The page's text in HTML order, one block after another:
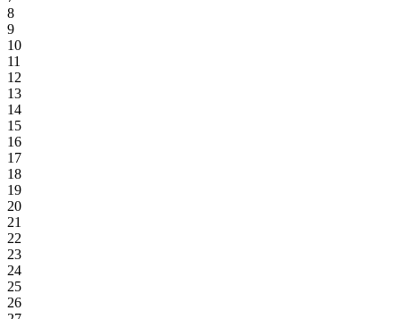
8
9
10
11
12
13
14
15
16
17
18
19
20
21
22
23
24
25
26